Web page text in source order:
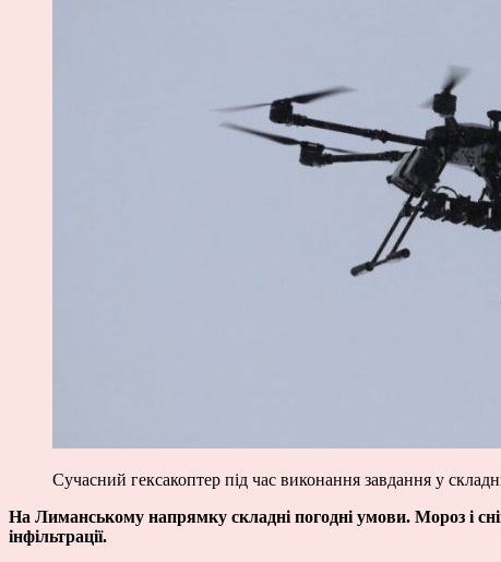
Сучасний гексакоптер під час виконання завдання у
На Лиманському напрямку складні погодні умови. Мороз і
інфільтрації.